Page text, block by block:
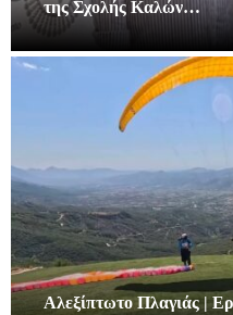
της Σχολής Καλών…
Αλεξίπτωτο Πλαγιάς |